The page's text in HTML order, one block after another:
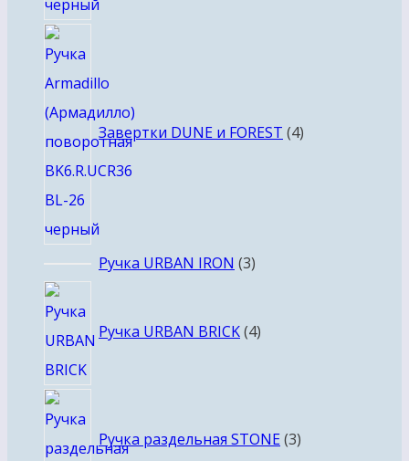
Завертки DUNE и FOREST 4
Ручка URBAN IRON 33
Ручка URBAN BRICK 4товара
Ручка раздельная STONE 3товара